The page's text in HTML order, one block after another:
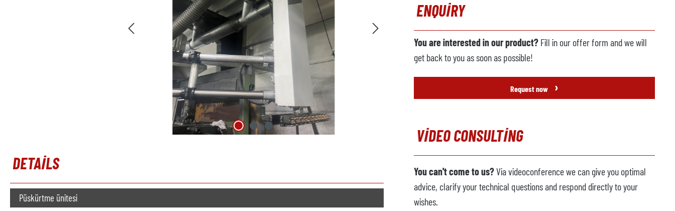
DETAILS
Püskürtme ünitesi
ENQUIRY
You are interested in our product? Fill in our offer form and we will
get back to you as soon as possible!
Request now ›
VIDEO CONSULTING
You can't come to us?Via videoconference we can give you optimal
advice, clarify your technical questions and respond directly to your
wishes.